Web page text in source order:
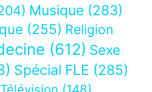
Musique (283)
(255) Religion
(612) Sexe
Spécial FLE (285)